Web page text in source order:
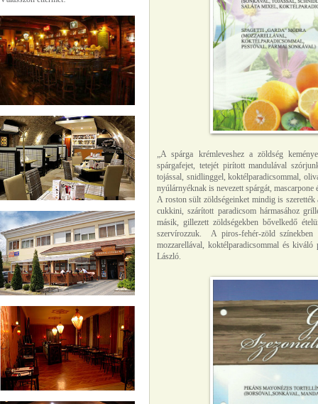
„A spárga krémleveshez a zöldség
spárgafejet, tetejét pirított mandulával
tojással, snidlinggel, koktélparadicsommal,
nyúlárnyéknak is nevezett spárgát, mascarpone
A roston sült zöldségeinket mindig is
cukkini, szárított paradicsom hármasához
másik, gillezett zöldségekben bővelkedő
szervírozzuk. A piros-fehér-zöld színekben
mozzarellával, koktélparadicsommal és
László.